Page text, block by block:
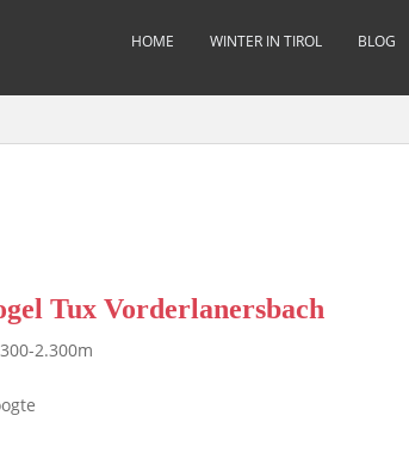
HOME WINTER IN TIROL BLOG
Tux Vorderlanersbach
2.300m